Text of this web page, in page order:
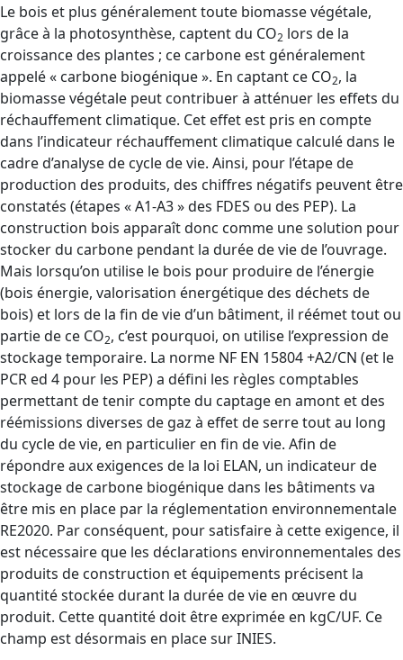
Le bois et plus généralement toute biomasse végétale,
grâce à la photosynthèse, captent du CO2 lors de la
croissance des plantes ; ce carbone est généralement
appelé « carbone biogénique ». En captant ce CO2, la
biomasse végétale peut contribuer à atténuer les effets du
réchauffement climatique. Cet effet est pris en compte
dans l’indicateur réchauffement climatique calculé dans le
cadre d’analyse de cycle de vie. Ainsi, pour l’étape de
production des produits, des chiffres négatifs peuvent être
constatés (étapes « A1-A3 » des FDES ou des PEP). La
construction bois apparaît donc comme une solution pour
stocker du carbone pendant la durée de vie de l’ouvrage.
Mais lorsqu’on utilise le bois pour produire de l’énergie
(bois énergie, valorisation énergétique des déchets de
bois) et lors de la fin de vie d’un bâtiment, il réémet tout ou
partie de ce CO2, c’est pourquoi, on utilise l’expression de
stockage temporaire. La norme NF EN 15804 +A2/CN (et le
PCR ed 4 pour les PEP) a défini les règles comptables
permettant de tenir compte du captage en amont et des
réémissions diverses de gaz à effet de serre tout au long
du cycle de vie, en particulier en fin de vie. Afin de
répondre aux exigences de la loi ELAN, un indicateur de
stockage de carbone biogénique dans les bâtiments va
être mis en place par la réglementation environnementale
RE2020. Par conséquent, pour satisfaire à cette exigence, il
est nécessaire que les déclarations environnementales des
produits de construction et équipements précisent la
quantité stockée durant la durée de vie en œuvre du
produit. Cette quantité doit être exprimée en kgC/UF. Ce
champ est désormais en place sur INIES.